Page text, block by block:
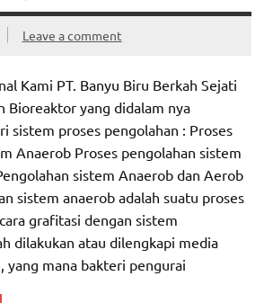
Leave a comment
Kami PT. Banyu Biru Berkah Sejati
Bioreaktor yang didalam nya
sistem proses pengolahan : Proses
Anaerob Proses pengolahan sistem
sistem Anaerob dan Aerob
sistem anaerob adalah suatu proses
grafitasi dengan sistem
dilakukan atau dilengkapi media
yang mana bakteri pengurai